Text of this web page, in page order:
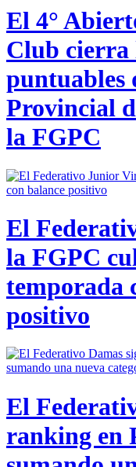
El 4°
Club cierra
puntuables
Provincial
la FGPC
El
la FGPC
temporada
positivo
El
ranking en